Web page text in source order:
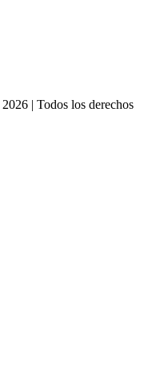
2026 |Todos los derechos